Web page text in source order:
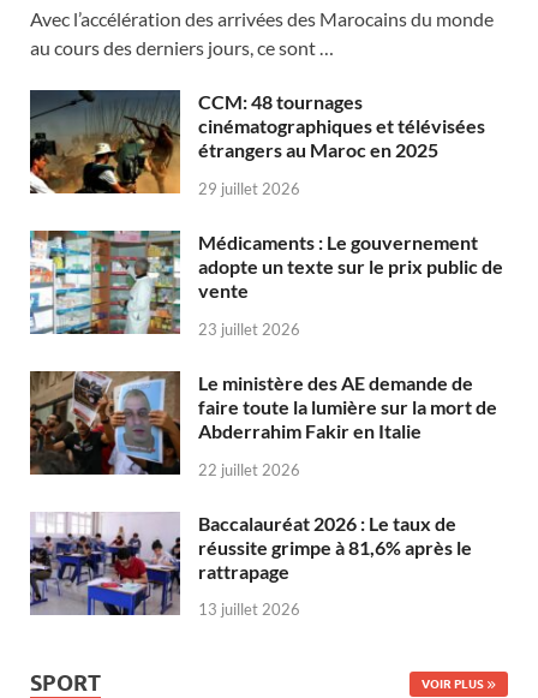
Avec l’accélération des arrivées des Marocains du monde
au cours des derniers jours, ce sont …
CCM: 48 tournages
cinématographiques et télévisées
étrangers au Maroc en 2025
29 juillet 2026
Médicaments : Le gouvernement
adopte un texte sur le prix public de
vente
23 juillet 2026
Le ministère des AE demande de
faire toute la lumière sur la mort de
Abderrahim Fakir en Italie
22 juillet 2026
Baccalauréat 2026 : Le taux de
réussite grimpe à 81,6% après le
rattrapage
13 juillet 2026
SPORT VOIR PLUS